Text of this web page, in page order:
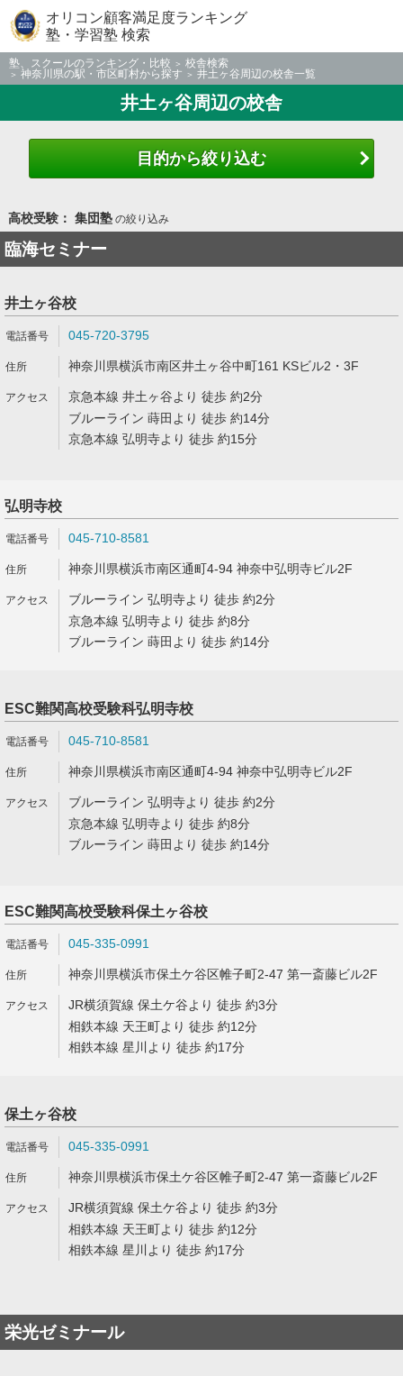
オリコン顧客満足度ランキング
塾・学習塾 検索
塾、スクールのランキング・比較
校舎検索
神奈川県の駅・市区町村から探す
井土ヶ谷周辺の校舎一覧
井土ヶ谷周辺の校舎
目的から絞り込む
高校受験： 集団塾の絞り込み
臨海セミナー
井土ヶ谷校
045-720-3795
神奈川県横浜市南区井土ヶ谷中町161 KSビル2・3F
京急本線 井土ヶ谷より 徒歩 約2分
ブルーライン 蒔田より 徒歩 約14分
京急本線 弘明寺より 徒歩 約15分
弘明寺校
045-710-8581
神奈川県横浜市南区通町4-94 神奈中弘明寺ビル2F
ブルーライン 弘明寺より 徒歩 約2分
京急本線 弘明寺より 徒歩 約8分
ブルーライン 蒔田より 徒歩 約14分
ESC難関高校受験科弘明寺校
045-710-8581
神奈川県横浜市南区通町4-94 神奈中弘明寺ビル2F
ブルーライン 弘明寺より 徒歩 約2分
京急本線 弘明寺より 徒歩 約8分
ブルーライン 蒔田より 徒歩 約14分
ESC難関高校受験科保土ヶ谷校
045-335-0991
神奈川県横浜市保土ケ谷区帷子町2-47 第一斎藤ビル2F
JR横須賀線 保土ケ谷より 徒歩 約3分
相鉄本線 天王町より 徒歩 約12分
相鉄本線 星川より 徒歩 約17分
保土ヶ谷校
045-335-0991
神奈川県横浜市保土ケ谷区帷子町2-47 第一斎藤ビル2F
JR横須賀線 保土ケ谷より 徒歩 約3分
相鉄本線 天王町より 徒歩 約12分
相鉄本線 星川より 徒歩 約17分
栄光ゼミナール